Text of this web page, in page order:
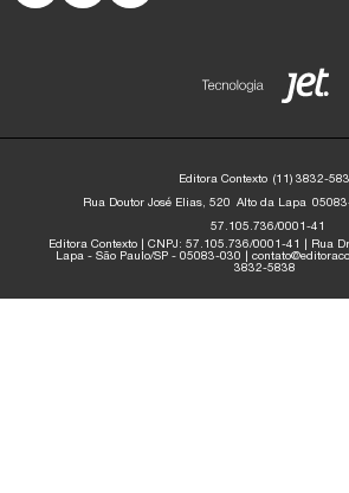
Editora Contexto (11) 3832-
Rua Doutor José Elias, 520 Alto da Lapa
57.105.736/0001-41
Editora Contexto | CNPJ: 57.105.736/0001-41 | Rua
Lapa - São Paulo/SP - 05083-030 |
3832-5838